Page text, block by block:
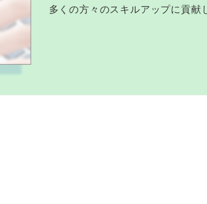
多くの方々のスキルアップに貢献